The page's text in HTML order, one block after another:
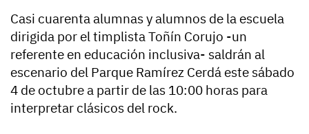
Casi cuarenta alumnas y alumnos de la escuela
dirigida por el timplista Toñín Corujo -un
referente en educación inclusiva- saldrán al
escenario del Parque Ramírez Cerdá este sábado
4 de octubre a partir de las 10:00 horas para
interpretar clásicos del rock.